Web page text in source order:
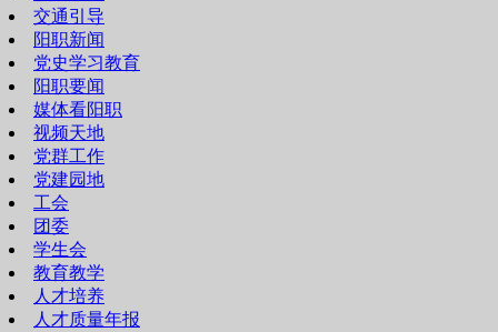
交通引导
阳职新闻
党史学习教育
阳职要闻
媒体看阳职
视频天地
党群工作
党建园地
工会
团委
学生会
教育教学
人才培养
人才质量年报